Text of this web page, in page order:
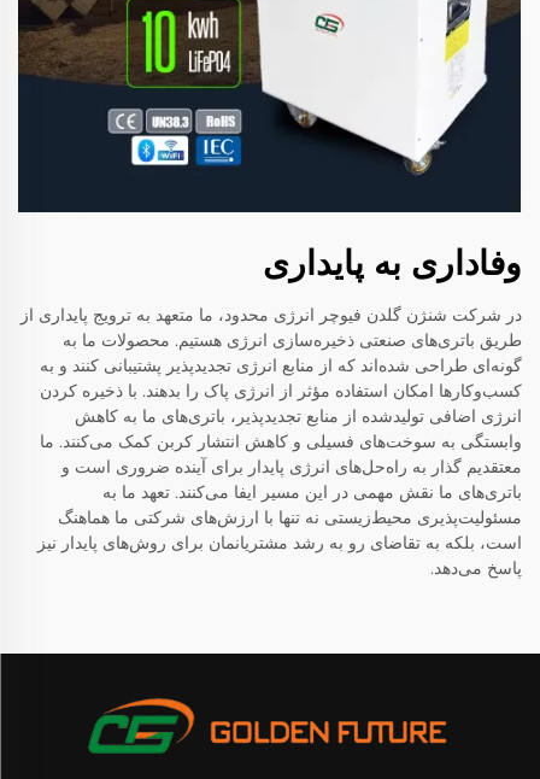
وفاداری به پایداری
در شرکت شنژن گلدن فیوچر انرژی محدود، ما متعهد به ترویج پایداری از
طریق باتری‌های صنعتی ذخیره‌سازی انرژی هستیم. محصولات ما به
گونه‌ای طراحی شده‌اند که از منابع انرژی تجدیدپذیر پشتیبانی کنند و به
کسب‌وکارها امکان استفاده مؤثر از انرژی پاک را بدهند. با ذخیره کردن
انرژی اضافی تولیدشده از منابع تجدیدپذیر، باتری‌های ما به کاهش
وابستگی به سوخت‌های فسیلی و کاهش انتشار کربن کمک می‌کنند. ما
معتقدیم گذار به راه‌حل‌های انرژی پایدار برای آینده ضروری است و
باتری‌های ما نقش مهمی در این مسیر ایفا می‌کنند. تعهد ما به
مسئولیت‌پذیری محیط‌زیستی نه تنها با ارزش‌های شرکتی ما هماهنگ
است، بلکه به تقاضای رو به رشد مشتریانمان برای روش‌های پایدار نیز
پاسخ می‌دهد.